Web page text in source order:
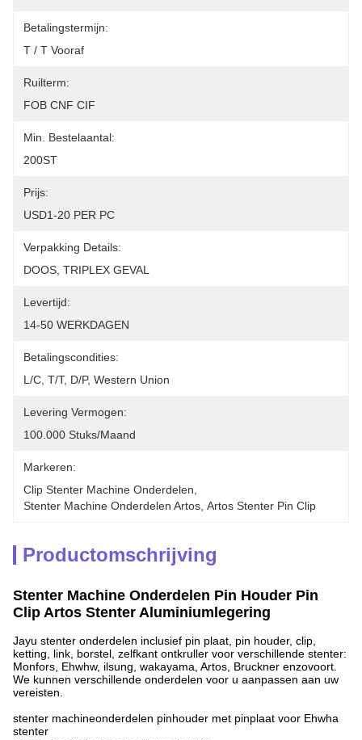
Betalingstermijn:
T / T Vooraf
Ruilterm:
FOB CNF CIF
Min. Bestelaantal:
200ST
Prijs:
USD1-20 PER PC
Verpakking Details:
DOOS, TRIPLEX GEVAL
Levertijd:
14-50 WERKDAGEN
Betalingscondities:
L/C, T/T, D/P, Western Union
Levering Vermogen:
100.000 Stuks/maand
Markeren:
Clip Stenter Machine Onderdelen
Stenter Machine Onderdelen Artos Artos Stenter Pin Clip
Productomschrijving
Stenter Machine Onderdelen Pin Houder Pin
Clip Artos Stenter Aluminiumlegering
Jayu stenter onderdelen inclusief pin plaat, pin houder, clip,
ketting, link, borstel, zelfkant ontkruller voor verschillende stenter:
Monfors, Ehwhw, ilsung, wakayama, Artos, Bruckner enzovoort.
We kunnen verschillende onderdelen voor u aanpassen aan uw
vereisten.
stenter machineonderdelen pinhouder met pinplaat voor Ehwha
stenter